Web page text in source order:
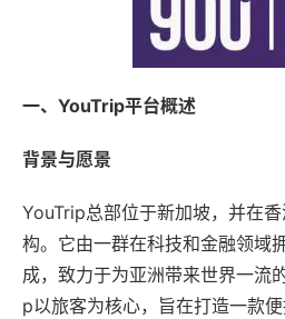
一、YouTrip平台概述
背景与愿景
YouTrip总部位于新加坡，并在
构。它由一群在科技和金融领域
成，致力于为亚洲带来世界一流
p以旅客为核心，旨在打造一款